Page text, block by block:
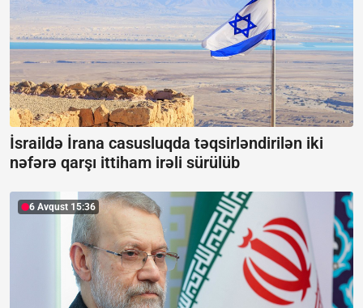
İsraildə İrana casusluqda təqsirləndirilən iki
nəfərə qarşı ittiham irəli sürülüb
6 Avqust 15:36